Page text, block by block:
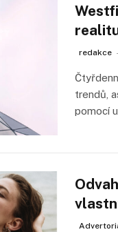
redakce
trendů,
pomocí